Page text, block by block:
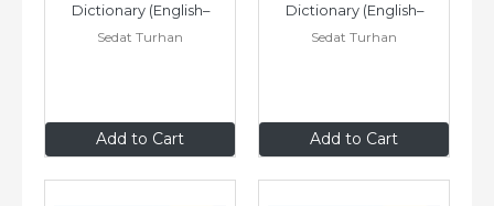
Add to Cart
Dictionary (English–
Portuguese)
Sedat Turhan
$9.99 Add to Cart
Dictionary (English–
Polish)
Sedat Turhan
$9.99